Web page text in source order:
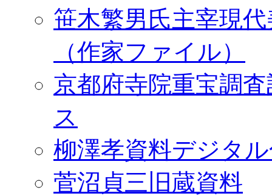
笹木繁男氏主宰現
（作家ファイル）
京都府寺院重宝調
ス
柳澤孝資料デジタ
菅沼貞三旧蔵資料